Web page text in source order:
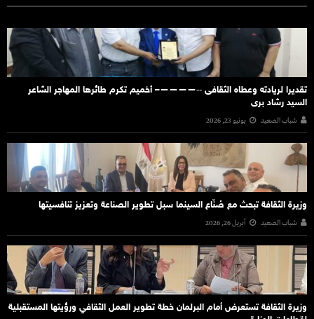
تقديرا لريادته وعطاه الثقافى ‐‐————– أخميم تكرم طائرها المهاجر الشاعر
السيد رشاد برى
شباب الصعيد يونيو 23, 2026
وزيرة الثقافة تبحث مع صُنّاع السينما سبل تطوير الصناعة وتعزيز تنافسيتها
شباب الصعيد أبريل 26, 2026
وزيرة الثقافة تستعرض أمام البرلمان خطة تطوير العمل الثقافي ورؤيتها المستقبلية